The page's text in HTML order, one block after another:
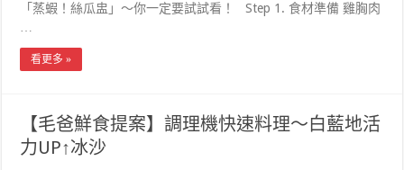
「蒸蝦！絲瓜盅」～你一定要試試看！ Step 1. 食材準備 雞胸肉
…
看更多 »
【毛爸鮮食提案】調理機快速料理～白藍地活
力UP↑冰沙